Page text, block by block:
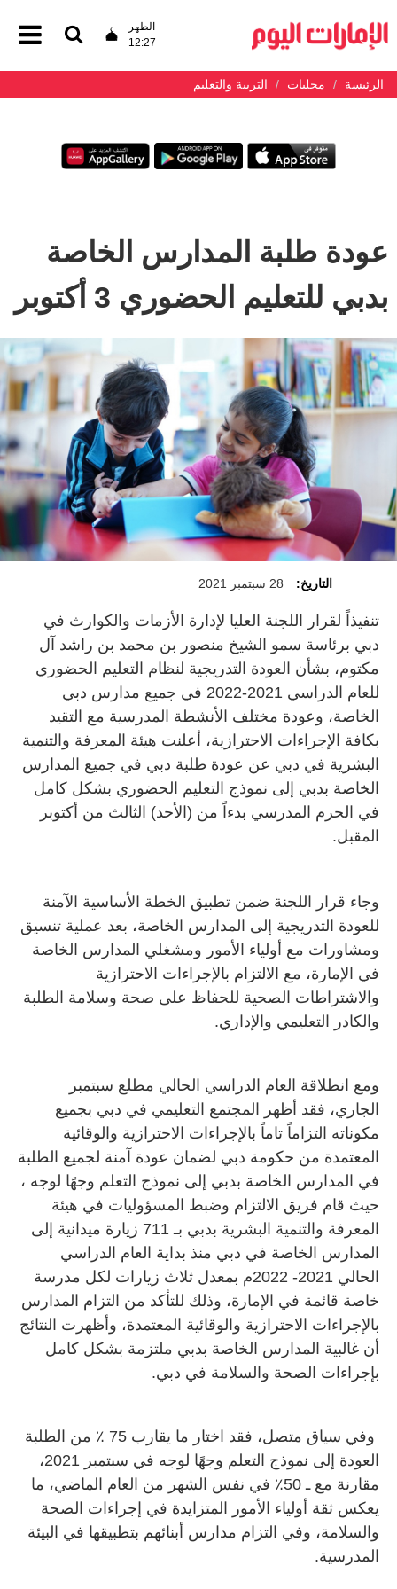
الظهر
12:27
الرئيسة محليات التربية والتعليم
عودة طلبة المدارس الخاصة
بدبي للتعليم الحضوري 3 أكتوبر
التاريخ: 28 سبتمبر 2021
تنفيذاً لقرار اللجنة العليا لإدارة الأزمات والكوارث في
دبي برئاسة سمو الشيخ منصور بن محمد بن راشد آل
مكتوم، بشأن العودة التدريجية لنظام التعليم الحضوري
للعام الدراسي 2021-2022 في جميع مدارس دبي
الخاصة، وعودة مختلف الأنشطة المدرسية مع التقيد
بكافة الإجراءات الاحترازية، أعلنت هيئة المعرفة والتنمية
البشرية في دبي عن عودة طلبة دبي في جميع المدارس
الخاصة بدبي إلى نموذج التعليم الحضوري بشكل كامل
في الحرم المدرسي بدءاً من (الأحد) الثالث من أكتوبر
المقبل.
وجاء قرار اللجنة ضمن تطبيق الخطة الأساسية الآمنة
للعودة التدريجية إلى المدارس الخاصة، بعد عملية تنسيق
ومشاورات مع أولياء الأمور ومشغلي المدارس الخاصة
في الإمارة، مع الالتزام بالإجراءات الاحترازية
والاشتراطات الصحية للحفاظ على صحة وسلامة الطلبة
والكادر التعليمي والإداري.
ومع انطلاقة العام الدراسي الحالي مطلع سبتمبر
الجاري، فقد أظهر المجتمع التعليمي في دبي بجميع
مكوناته التزاماً تاماً بالإجراءات الاحترازية والوقائية
المعتمدة من حكومة دبي لضمان عودة آمنة لجميع الطلبة
في المدارس الخاصة بدبي إلى نموذج التعلم وجهًا لوجه ،
حيث قام فريق الالتزام وضبط المسؤوليات في هيئة
المعرفة والتنمية البشرية بدبي بـ 711 زيارة ميدانية إلى
المدارس الخاصة في دبي منذ بداية العام الدراسي
الحالي 2021- 2022م بمعدل ثلاث زيارات لكل مدرسة
خاصة قائمة في الإمارة، وذلك للتأكد من التزام المدارس
بالإجراءات الاحترازية والوقائية المعتمدة، وأظهرت النتائج
أن غالبية المدارس الخاصة بدبي ملتزمة بشكل كامل
بإجراءات الصحة والسلامة في دبي.
وفي سياق متصل، فقد اختار ما يقارب 75 ٪ من الطلبة
العودة إلى نموذج التعلم وجهًا لوجه في سبتمبر 2021،
مقارنة مع ـ 50٪ في نفس الشهر من العام الماضي، ما
يعكس ثقة أولياء الأمور المتزايدة في إجراءات الصحة
والسلامة، وفي التزام مدارس أبنائهم بتطبيقها في البيئة
المدرسية.